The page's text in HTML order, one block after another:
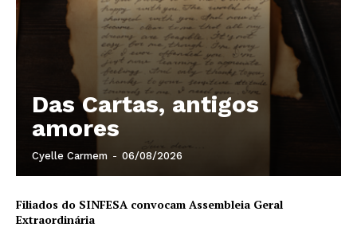
Das Cartas, antigos
amores
Cyelle Carmem - 06/08/2026
Filiados do SINFESA convocam Assembleia Geral
Extraordinária